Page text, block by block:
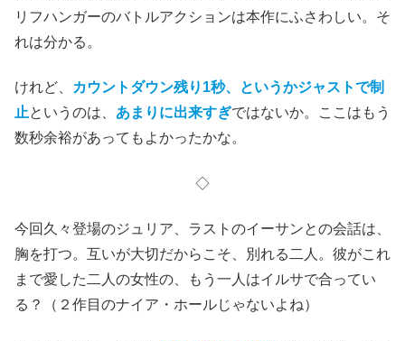
リフハンガーのバトルアクションは本作にふさわしい。 そ
れは分かる。
けれど、
カウントダウン残り1秒、というかジャストで制
止というのは、 あまりに出来すぎではないか。ここはもう
数秒余裕があってもよかったかな。
◇
今回久々登場のジュリア、ラストのイーサンとの会話は、
胸を打つ。互いが大切だからこそ、別れる二人。彼がこれ
まで愛した二人の女性の、もう一人はイルサで合ってい
る？（２作目のナイア・ホールじゃないよね）